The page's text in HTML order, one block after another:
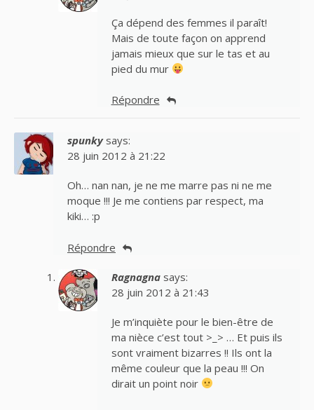
Ça dépend des femmes il paraît!
Mais de toute façon on apprend
jamais mieux que sur le tas et au
pied du mur
Répondre
spunky says:
28 juin 2012 à 21:22
Oh… nan nan, je ne me marre pas ni ne me
moque !!! Je me contiens par respect, ma
kiki… :p
Répondre
Ragnagna says:
28 juin 2012 à 21:43
Je m’inquiète pour le bien-être de
ma nièce c’est tout >_> … Et puis ils
sont vraiment bizarres !! Ils ont la
même couleur que la peau !!! On
dirait un point noir